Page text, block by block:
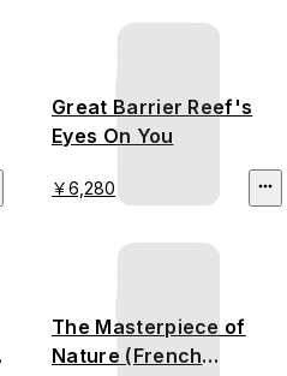
Great Barrier Reef's
Eyes On You
￥6,280
The Masterpiece of
Nature (French